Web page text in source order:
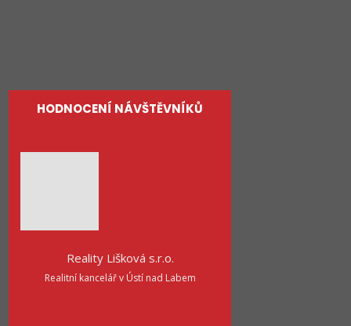
HODNOCENÍ NÁVŠTĚVNÍKŮ
Reality Lišková s.r.o.
Realitní kancelář v Ústí nad Labem